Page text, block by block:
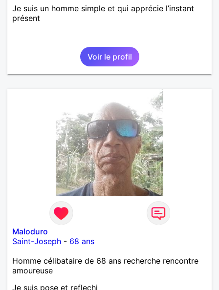
Je suis un homme simple et qui apprécie l’instant
présent
Voir le profil
Maloduro
Saint-Joseph - 68 ans
Homme célibataire de 68 ans recherche rencontre
amoureuse
Je suis pose et reflechi